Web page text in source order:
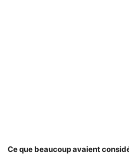
Ce que beaucoup avaient